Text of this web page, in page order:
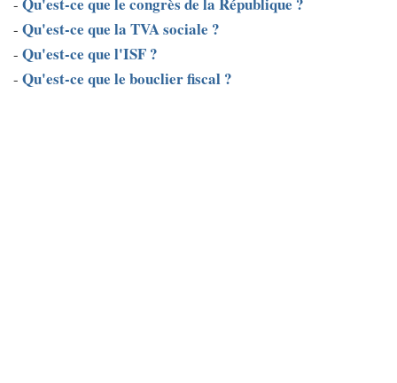
- Qu'est-ce que la TVA sociale ?
- Qu'est-ce que l'ISF ?
- Qu'est-ce que le bouclier fiscal ?